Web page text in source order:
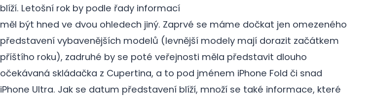
galerie: cviky
blíží. Letošní rok by podle řady informací
měl být hned ve dvou ohledech jiný. Zaprvé se máme dočkat jen omezeného
představení vybavenějších modelů (levnější modely mají dorazit začátkem
příštího roku), zadruhé by se poté veřejnosti měla představit dlouho
očekávaná skládačka z Cupertina, a to pod jménem iPhone Fold či snad
iPhone Ultra. Jak se datum představení blíží, množí se také informace, které